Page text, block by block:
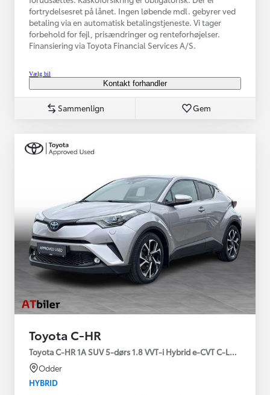
fortrydelsesret på lånet. Ingen løbende mdl. gebyrer ved
betaling via en automatisk betalingstjeneste. Vi tager
forbehold for fejl, prisændringer og renteforhøjelser.
Finansiering via Toyota Financial Services A/S.
Vælg bil
Kontakt forhandler
Sammenlign Gem
Toyota C-HR
Toyota C-HR 1A SUV 5-dørs 1.8 VVT-i Hybrid e-CVT C-LUB -
Odder
HYBRID